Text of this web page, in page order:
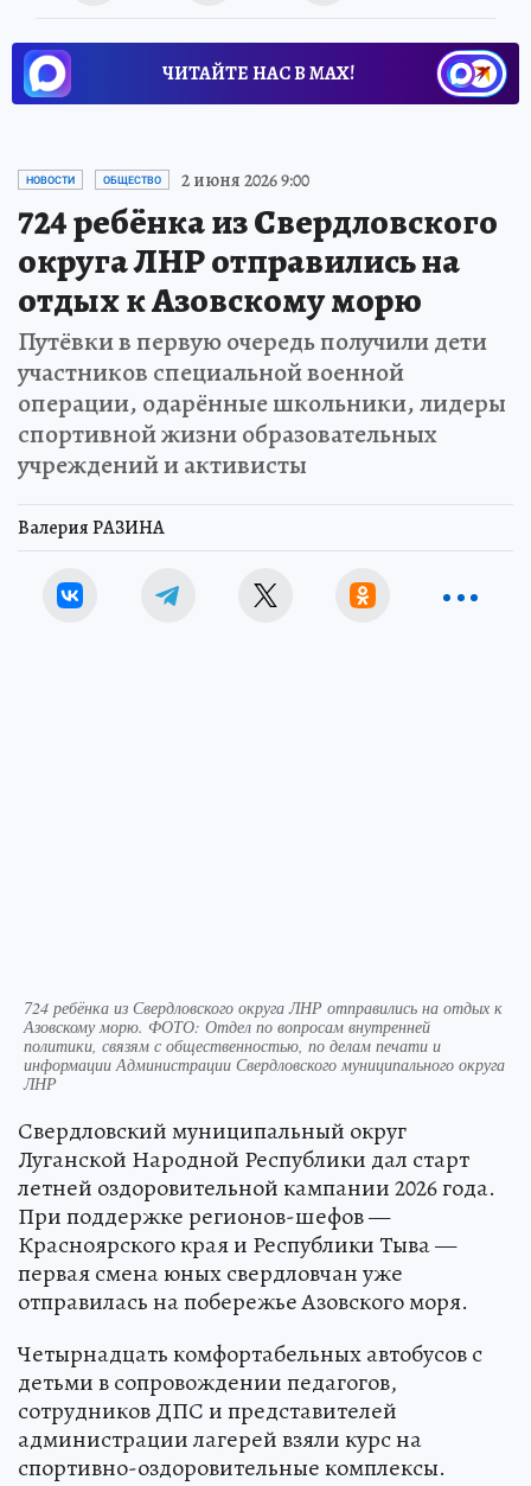
ЧИТАЙТЕ НАС В МАХ!
НОВОСТИ ОБЩЕСТВО 2 июня 2026 9:00
724 ребёнка из Свердловского
округа ЛНР отправились на
отдых к Азовскому морю
Путёвки в первую очередь получили дети
участников специальной военной
операции, одарённые школьники, лидеры
спортивной жизни образовательных
учреждений и активисты
Валерия РАЗИНА
724 ребёнка из Свердловского округа ЛНР отправились на отдых к
Азовскому морю. ФОТО: Отдел по вопросам внутренней
политики, связям с общественностью, по делам печати и
информации Администрации Свердловского муниципального округа
ЛНР
Свердловский муниципальный округ
Луганской Народной Республики дал старт
летней оздоровительной кампании 2026 года.
При поддержке регионов-шефов —
Красноярского края и Республики Тыва —
первая смена юных свердловчан уже
отправилась на побережье Азовского моря.
Четырнадцать комфортабельных автобусов с
детьми в сопровождении педагогов,
сотрудников ДПС и представителей
администрации лагерей взяли курс на
спортивно-оздоровительные комплексы.